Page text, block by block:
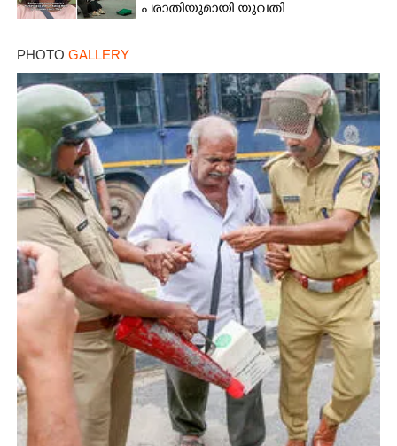
പരാതിയുമായി യുവതി
PHOTO GALLERY